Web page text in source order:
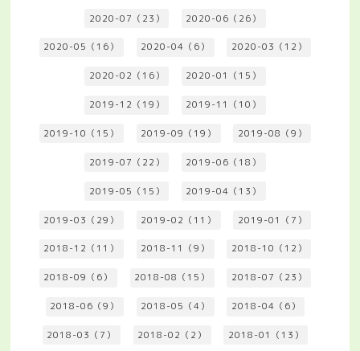
2020-07（23） 2020-06（26）
2020-05（16） 2020-04（6） 2020-03（12）
2020-02（16） 2020-01（15）
2019-12（19） 2019-11（10）
2019-10（15） 2019-09（19） 2019-08（9）
2019-07（22） 2019-06（18）
2019-05（15） 2019-04（13）
2019-03（29） 2019-02（11） 2019-01（7）
2018-12（11） 2018-11（9） 2018-10（12）
2018-09（6） 2018-08（15） 2018-07（23）
2018-06（9） 2018-05（4） 2018-04（6）
2018-03（7） 2018-02（2） 2018-01（13）